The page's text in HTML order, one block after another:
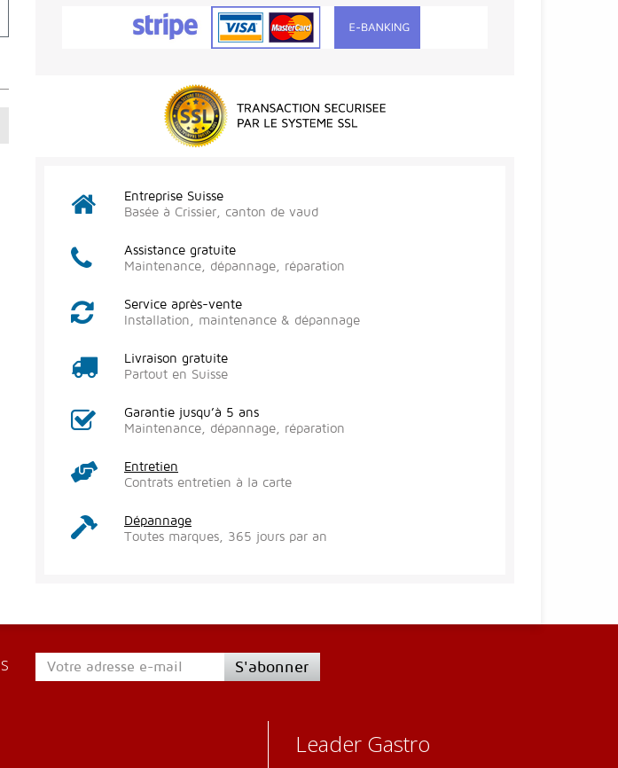
Entreprise Suisse
Basée à Crissier, canton de vaud
Assistance gratuite
Maintenance, dépannage, réparation
Service après-vente
Installation, maintenance & dépannage
Livraison gratuite
Partout en Suisse
Garantie jusqu’à 5 ans
Maintenance, dépannage, réparation
Entretien
Contrats entretien à la carte
Dépannage
Toutes marques, 365 jours par an
S'abonner
Leader Gastro